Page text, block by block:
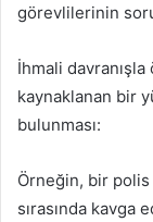
görevlilerinin
İhmali
kaynaklanan bir
bulunması:
Örneğin, bir
sırasında kavga